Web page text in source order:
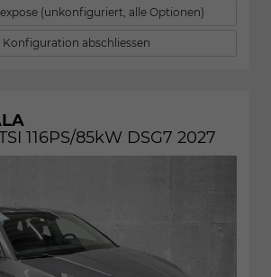
(unkonfiguriert, alle Optionen)
Konfiguration abschliessen
116PS/85kW DSG7 2027